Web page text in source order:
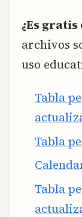
¿Es gratis
archivos
uso
Tabla
Tabla
Tabla